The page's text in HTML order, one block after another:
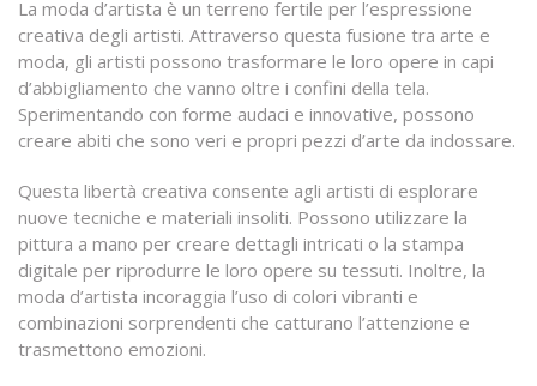
La moda d’artista è un terreno fertile per l’espressione
creativa degli artisti. Attraverso questa fusione tra arte e
moda, gli artisti possono trasformare le loro opere in capi
d’abbigliamento che vanno oltre i confini della tela.
Sperimentando con forme audaci e innovative, possono
creare abiti che sono veri e propri pezzi d’arte da indossare.
Questa libertà creativa consente agli artisti di esplorare
nuove tecniche e materiali insoliti. Possono utilizzare la
pittura a mano per creare dettagli intricati o la stampa
digitale per riprodurre le loro opere su tessuti. Inoltre, la
moda d’artista incoraggia l’uso di colori vibranti e
combinazioni sorprendenti che catturano l’attenzione e
trasmettono emozioni.